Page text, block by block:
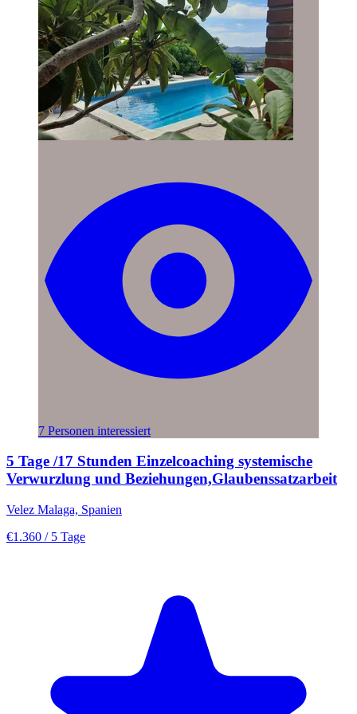
7 Personen interessiert
5 Tage /17 Stunden Einzelcoaching systemische
Verwurzlung und Beziehungen,Glaubenssatzarbeit
Velez Malaga, Spanien
€1.360 / 5 Tage